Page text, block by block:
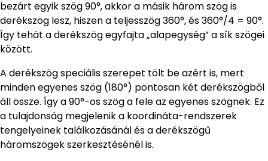
bezárt egyik szög 90°, akkor a másik három szög is
derékszög lesz, hiszen a teljesszög 360°, és 360°/4 = 90°.
Így tehát a derékszög egyfajta „alapegység” a sík szögei
között.
A derékszög speciális szerepet tölt be azért is, mert
minden egyenes szög (180°) pontosan két derékszögből
áll össze. Így a 90°-os szög a fele az egyenes szögnek. Ez
a tulajdonság megjelenik a koordináta-rendszerek
tengelyeinek találkozásánál és a derékszögű
háromszögek szerkesztésénél is.